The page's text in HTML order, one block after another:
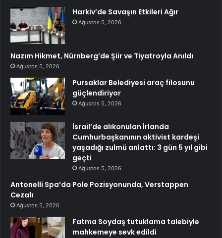
Harkiv’de Savaşın Etkileri Ağır
Ağustos 5, 2026
Nazım Hikmet, Nürnberg’de Şiir ve Tiyatroyla Anıldı
Ağustos 5, 2026
Pursaklar Belediyesi araç filosunu
güçlendiriyor
Ağustos 5, 2026
İsrail’de alıkonulan İrlanda
Cumhurbaşkanının aktivist kardeşi
yaşadığı zulmü anlattı: 3 gün 5 yıl gibi
geçti
Ağustos 5, 2026
Antonelli Spa’da Pole Pozisyonunda, Verstappen
Cezalı
Ağustos 5, 2026
Fatma Soydaş tutuklama talebiyle
mahkemeye sevk edildi